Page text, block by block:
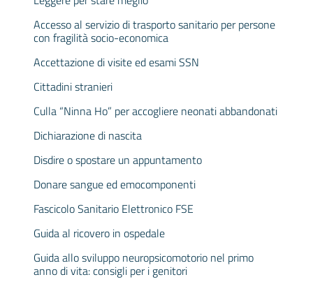
Accesso al servizio di trasporto sanitario per persone
con fragilità socio-economica
Accettazione di visite ed esami SSN
Cittadini stranieri
Culla “Ninna Ho” per accogliere neonati abbandonati
Dichiarazione di nascita
Disdire o spostare un appuntamento
Donare sangue ed emocomponenti
Fascicolo Sanitario Elettronico FSE
Guida al ricovero in ospedale
Guida allo sviluppo neuropsicomotorio nel primo
anno di vita: consigli per i genitori